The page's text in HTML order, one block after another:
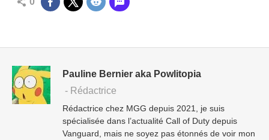
Pauline Bernier aka Powlitopia
- Rédactrice
Rédactrice chez MGG depuis 2021, je suis
spécialisée dans l’actualité Call of Duty depuis
Vanguard, mais ne soyez pas étonnés de voir mon